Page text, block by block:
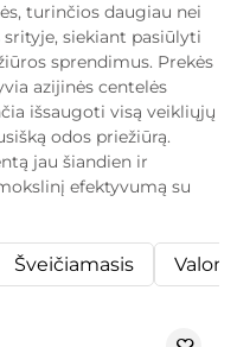
turinčios daugiau nei
siekiant pasiūlyti
sprendimus. Prekės
azijinės centelės
išsaugoti visą veikliųjų
odos priežiūrą.
jau šiandien ir
efektyvumą su
Šveičiamasis